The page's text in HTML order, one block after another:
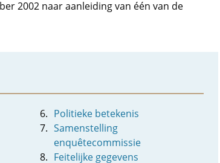
2002 naar aanleiding van één van de
Politieke betekenis
Samenstelling
enquêtecommissie
Feitelijke gegevens